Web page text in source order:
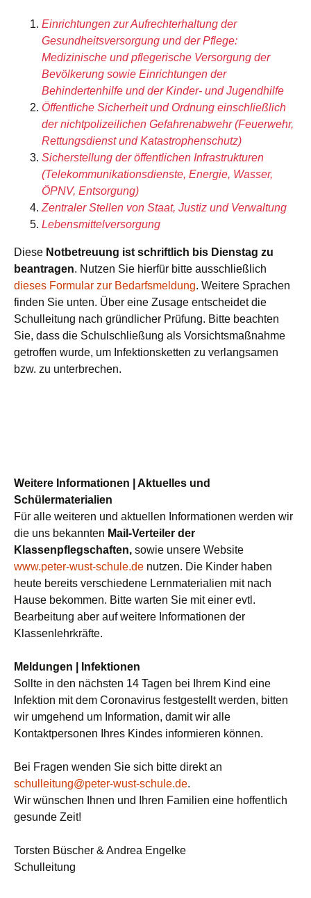
Einrichtungen zur Aufrechterhaltung der
Gesundheitsversorgung und der Pflege:
Medizinische und pflegerische Versorgung der
Bevölkerung sowie Einrichtungen der
Behindertenhilfe und der Kinder- und Jugendhilfe
Öffentliche Sicherheit und Ordnung einschließlich
der nichtpolizeilichen Gefahrenabwehr (Feuerwehr,
Rettungsdienst und Katastrophenschutz)
Sicherstellung der öffentlichen Infrastrukturen
(Telekommunikationsdienste, Energie, Wasser,
ÖPNV, Entsorgung)
Zentraler Stellen von Staat, Justiz und Verwaltung
Lebensmittelversorgung
Diese Notbetreuung ist schriftlich bis Dienstag zu
beantragen. Nutzen Sie hierfür bitte ausschließlich
dieses Formular zur Bedarfsmeldung. Weitere Sprachen
finden Sie unten. Über eine Zusage entscheidet die
Schulleitung nach gründlicher Prüfung. Bitte beachten
Sie, dass die Schulschließung als Vorsichtsmaßnahme
getroffen wurde, um Infektionsketten zu verlangsamen
bzw. zu unterbrechen.
Weitere Informationen | Aktuelles und
Schülermaterialien
Für alle weiteren und aktuellen Informationen werden wir
die uns bekannten Mail-Verteiler der
Klassenpflegschaften, sowie unsere Website
www.peter-wust-schule.de nutzen. Die Kinder haben
heute bereits verschiedene Lernmaterialien mit nach
Hause bekommen. Bitte warten Sie mit einer evtl.
Bearbeitung aber auf weitere Informationen der
Klassenlehrkräfte.
Meldungen | Infektionen
Sollte in den nächsten 14 Tagen bei Ihrem Kind eine
Infektion mit dem Coronavirus festgestellt werden, bitten
wir umgehend um Information, damit wir alle
Kontaktpersonen Ihres Kindes informieren können.
Bei Fragen wenden Sie sich bitte direkt an
schulleitung@peter-wust-schule.de.
Wir wünschen Ihnen und Ihren Familien eine hoffentlich
gesunde Zeit!
Torsten Büscher & Andrea Engelke
Schulleitung